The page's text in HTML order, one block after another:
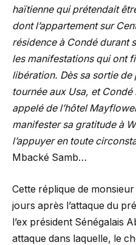
haïtienne qui prétendait
dont l’appartement sur
résidence à Condé durant
les manifestations qui ont
libération. Dès sa sortie
tournée aux Usa, et Condé
appelé de l’hôtel
manifester sa gratitude à
l’appuyer en toute
Mbacké Samb…
Cette réplique de
jours après l’attaque du
l’ex président Sénégalais
attaque dans laquelle, le